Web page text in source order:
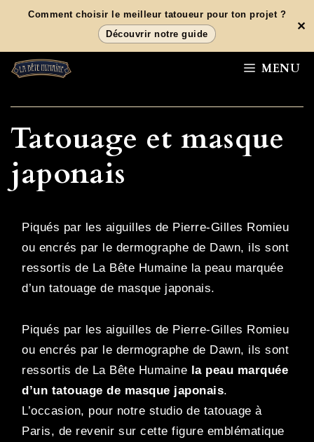
contenu
Comment choisir le meilleur tatoueur pour ton projet ?
Découvrir notre guide
✕
MENU
Tatouage et masque
japonais
Piqués par les aiguilles de Pierre-Gilles Romieu
ou encrés par le dermographe de Dawn, ils sont
ressortis de La Bête Humaine la peau marquée
d’un tatouage de masque japonais.
Piqués par les aiguilles de Pierre-Gilles Romieu
ou encrés par le dermographe de Dawn, ils sont
ressortis de La Bête Humaine la peau marquée
d’un tatouage de masque japonais.
L’occasion, pour notre studio de tatouage à
Paris, de revenir sur cette figure emblématique